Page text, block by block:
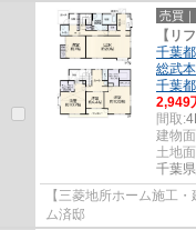
売買
【リ
千葉
総武
千葉
2,949
間取:
建物
土地
千葉県
【三菱地所ホーム施工
ム済邸